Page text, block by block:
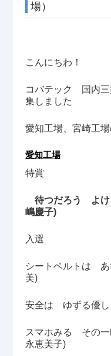
場）
こんにちわ！
コバテック 国内三
集しました
愛知工場、宮崎工
愛知工場
特賞
待つだろう よ
嶋慶子)
入選
シートベルトは
美)
安全は ゆずる優
スマホみる その
永恵美子)